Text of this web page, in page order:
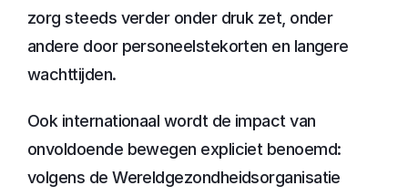
zorg steeds verder onder druk zet, onder
andere door personeelstekorten en langere
wachttijden.
Ook internationaal wordt de impact van
onvoldoende bewegen expliciet benoemd:
volgens de Wereldgezondheidsorganisatie